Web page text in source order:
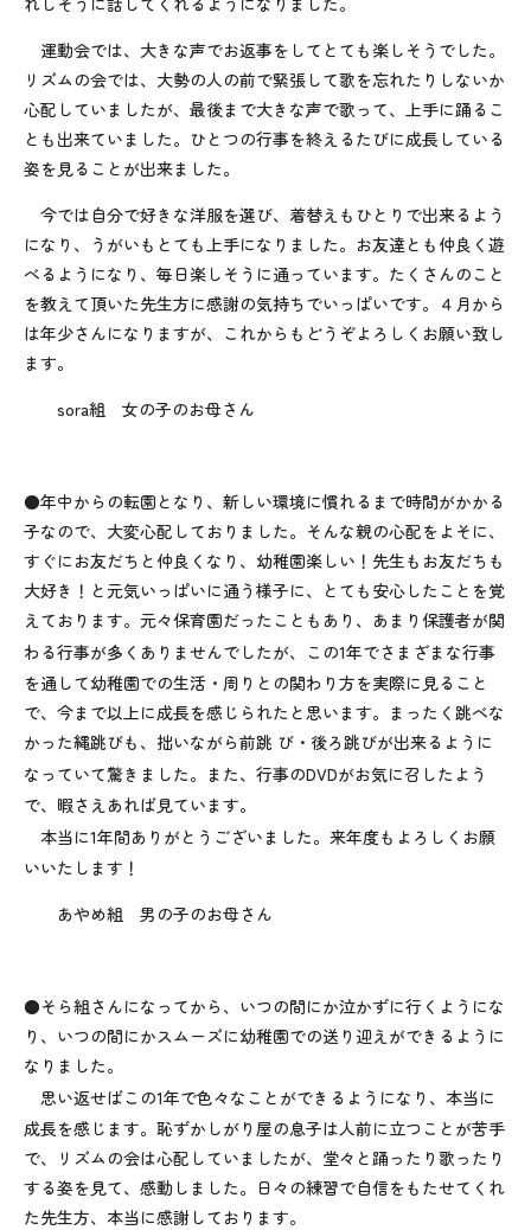
運動会では、大きな声でお返事をしてとても楽しそうでした。
リズムの会では、大勢の人の前で緊張して歌を忘れたりしないか
心配していましたが、最後まで大きな声で歌って、上手に踊るこ
とも出来ていました。ひとつの行事を終えるたびに成長している
姿を見ることが出来ました。
今では自分で好きな洋服を選び、着替えもひとりで出来るよう
になり、うがいもとても上手になりました。お友達とも仲良く遊
べるようになり、毎日楽しそうに通っています。たくさんのこと
を教えて頂いた先生方に感謝の気持ちでいっぱいです。４月から
は年少さんになりますが、これからもどうぞよろしくお願い致し
ます。
sora組 女の子のお母さん
●年中からの転園となり、新しい環境に慣れるまで時間がかかる
子なので、大変心配しておりました。そんな親の心配をよそに、
すぐにお友だちと仲良くなり、幼稚園楽しい！先生もお友だちも
大好き！と元気いっぱいに通う様子に、とても安心したことを覚
えております。元々保育園だったこともあり、あまり保護者が関
わる行事が多くありませんでしたが、この1年でさまざまな行事
を通して幼稚園での生活・周りとの関わり方を実際に見ること
で、今まで以上に成長を感じられたと思います。まったく跳べな
かった縄跳びも、拙いながら前跳 び・後ろ跳びが出来るように
なっていて驚きました。また、行事のDVDがお気に召したよう
で、暇さえあれば見ています。
本当に1年間ありがとうございました。来年度もよろしくお願
いいたします！
あやめ組 男の子のお母さん
●そら組さんになってから、いつの間にか泣かずに行くようにな
り、いつの間にかスムーズに幼稚園での送り迎えができるように
なりました。
思い返せばこの1年で色々なことができるようになり、本当に
成長を感じます。恥ずかしがり屋の息子は人前に立つことが苦手
で、リズムの会は心配していましたが、堂々と踊ったり歌ったり
する姿を見て、感動しました。日々の練習で自信をもたせてくれ
た先生方、本当に感謝しております。